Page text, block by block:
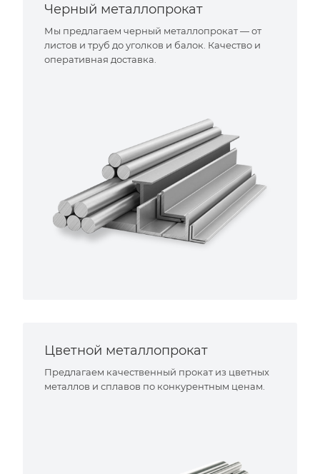
Черный металлопрокат
Мы предлагаем черный металлопрокат — от
листов и труб до уголков и балок. Качество и
оперативная доставка.
Цветной металлопрокат
Предлагаем качественный прокат из цветных
металлов и сплавов по конкурентным ценам.